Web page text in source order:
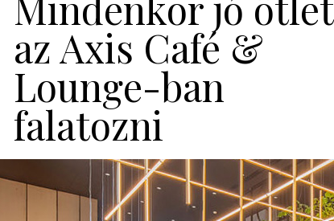
az Axis Café &
Lounge-ban
falatozni